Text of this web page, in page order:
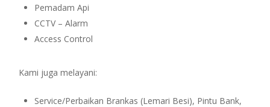
Pemadam Api
CCTV – Alarm
Access Control
Kami juga melayani:
Service/Perbaikan Brankas (Lemari Besi), Pintu Bank,